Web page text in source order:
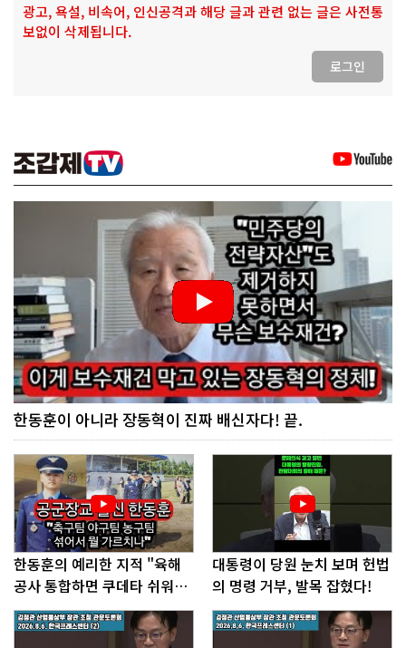
광고, 욕설, 비속어, 인신공격과 해당 글과 관련 없는 글은 사전통
보없이 삭제됩니다.
로그인
한동훈이 아니라 장동혁이 진짜 배신자다! 끝.
한동훈의 예리한 지적 "육해
공사 통합하면 쿠데타 쉬워진
다"
대통령이 당원 눈치 보며 헌법
의 명령 거부, 발목 잡혔다!